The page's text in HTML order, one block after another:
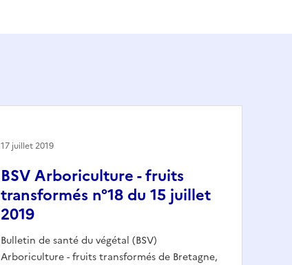
BSV Arboriculture - fruits
transformés n°18 du 15 juillet
2019
Bulletin de santé du végétal (BSV)
Arboriculture - fruits transformés de Bretagne,
17 juillet 2019